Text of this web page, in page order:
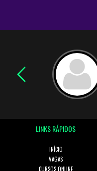
LINKS RÁPIDOS
INÍCIO
VAGAS
CURSOS ONLINE